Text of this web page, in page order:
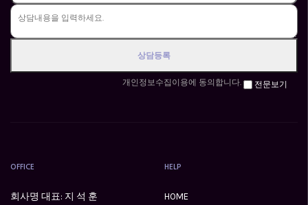
개인정보수집이용에 동의합니다. 전문보기
OFFICE
회사명 대표: 지 석 훈
HELP
HOME